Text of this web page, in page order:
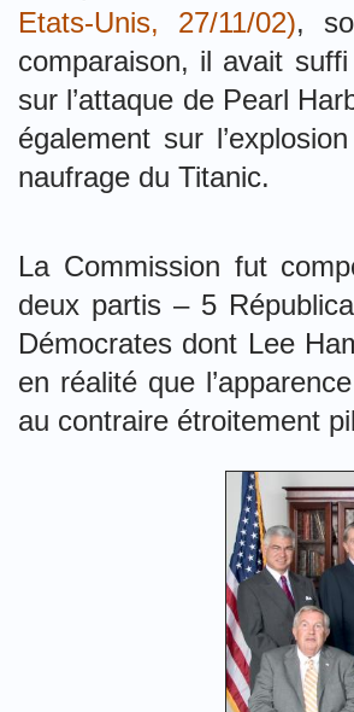
Etats-Unis, 27/11/02),
comparaison, il avait
sur l’attaque de Pearl
également sur
naufrage du Titanic.
La Commission fut
deux partis – 5
Démocrates dont Lee
en réalité que
au contraire étroitement